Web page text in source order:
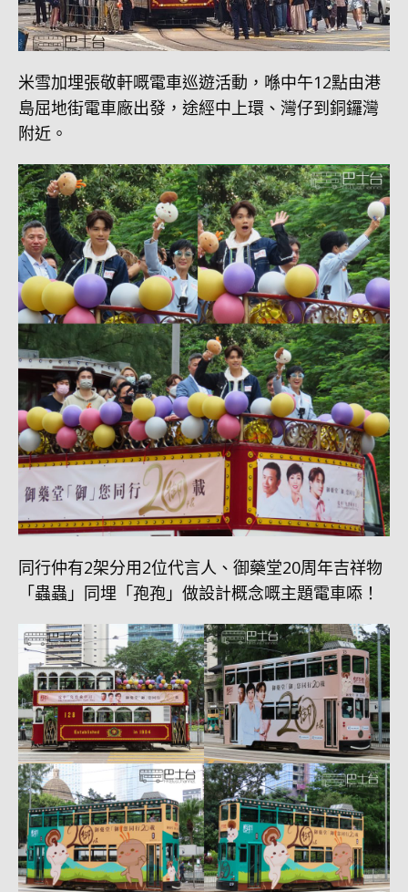
米雪加埋張敬軒嘅電車巡遊活動，喺中午12點由港
島屈地街電車廠出發，途經中上環、灣仔到銅鑼灣
附近。
同行仲有2架分用2位代言人、御藥堂20周年吉祥物
「蟲蟲」同埋「孢孢」做設計概念嘅主題電車㖭！